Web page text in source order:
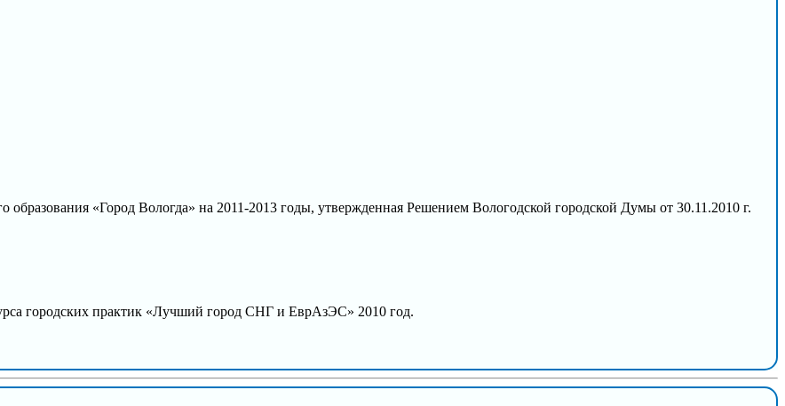
«Город Вологда» на 2011-2013 годы, утвержденная Решением Вологодской городской Думы от 30.11.2010 г.
городских практик «Лучший город СНГ и ЕврАзЭС» 2010 год.